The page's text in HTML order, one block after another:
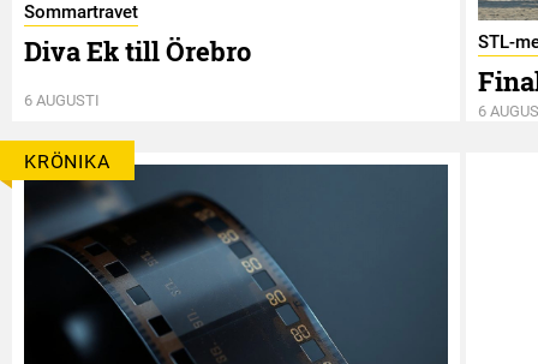
Sommartravet
Diva Ek till Örebro
6 AUGUSTI
STL-
6
KRÖNIKA